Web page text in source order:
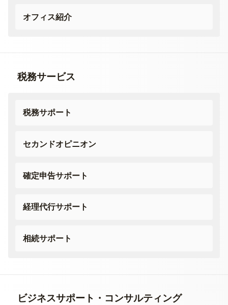
オフィス紹介
税務サービス
税務サポート
セカンドオピニオン
確定申告サポート
経理代行サポート
相続サポート
ビジネスサポート・ コンサルティング